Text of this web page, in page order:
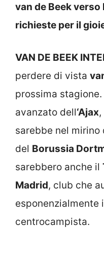
van de Beek
richieste per il
VAN DE BEEK
perdere di vista
prossima
avanzato dell‘Ajax
sarebbe nel mirino
del Borussia
sarebbero anche il
Madrid, club che
esponenzialmente
centrocampista.